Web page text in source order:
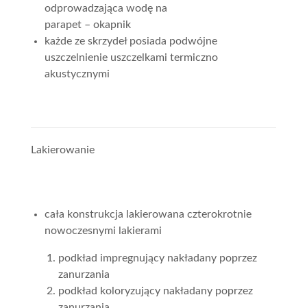
odprowadzająca wodę na
parapet – okapnik
każde ze skrzydeł posiada podwójne
uszczelnienie uszczelkami termiczno
akustycznymi
Lakierowanie
cała konstrukcja lakierowana czterokrotnie
nowoczesnymi lakierami
podkład impregnujący nakładany poprzez
zanurzania
podkład koloryzujący nakładany poprzez